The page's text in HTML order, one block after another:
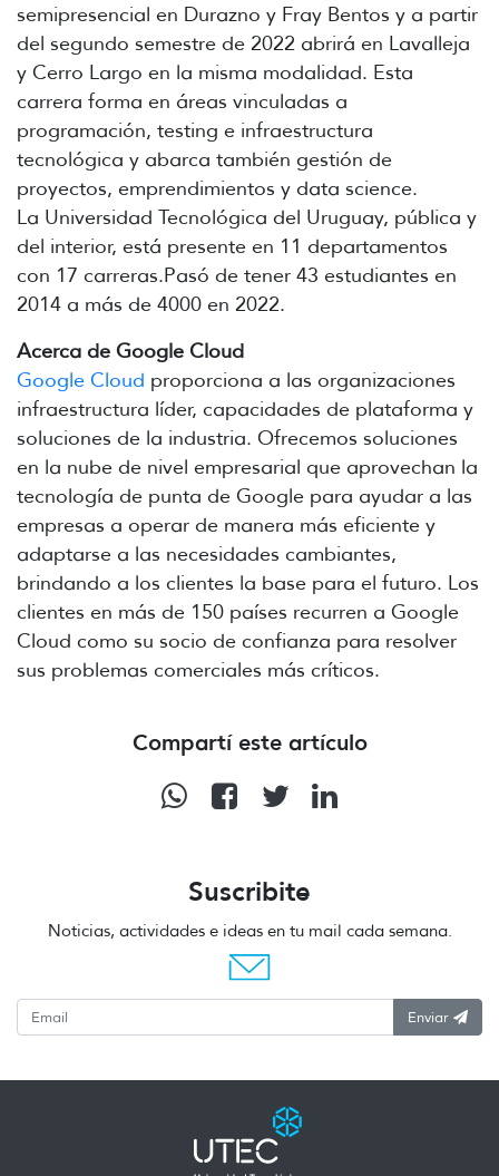
semipresencial en Durazno y Fray Bentos y a partir
del segundo semestre de 2022 abrirá en Lavalleja
y Cerro Largo en la misma modalidad. Esta
carrera forma en áreas vinculadas a
programación, testing e infraestructura
tecnológica y abarca también gestión de
proyectos, emprendimientos y data science.
La Universidad Tecnológica del Uruguay, pública y
del interior, está presente en 11 departamentos
con 17 carreras.Pasó de tener 43 estudiantes en
2014 a más de 4000 en 2022.
Acerca de Google Cloud
Google Cloud proporciona a las organizaciones
infraestructura líder, capacidades de plataforma y
soluciones de la industria. Ofrecemos soluciones
en la nube de nivel empresarial que aprovechan la
tecnología de punta de Google para ayudar a las
empresas a operar de manera más eficiente y
adaptarse a las necesidades cambiantes,
brindando a los clientes la base para el futuro. Los
clientes en más de 150 países recurren a Google
Cloud como su socio de confianza para resolver
sus problemas comerciales más críticos.
Compartí este artículo
Suscribite
Noticias, actividades e ideas en tu mail cada semana.
Enviar